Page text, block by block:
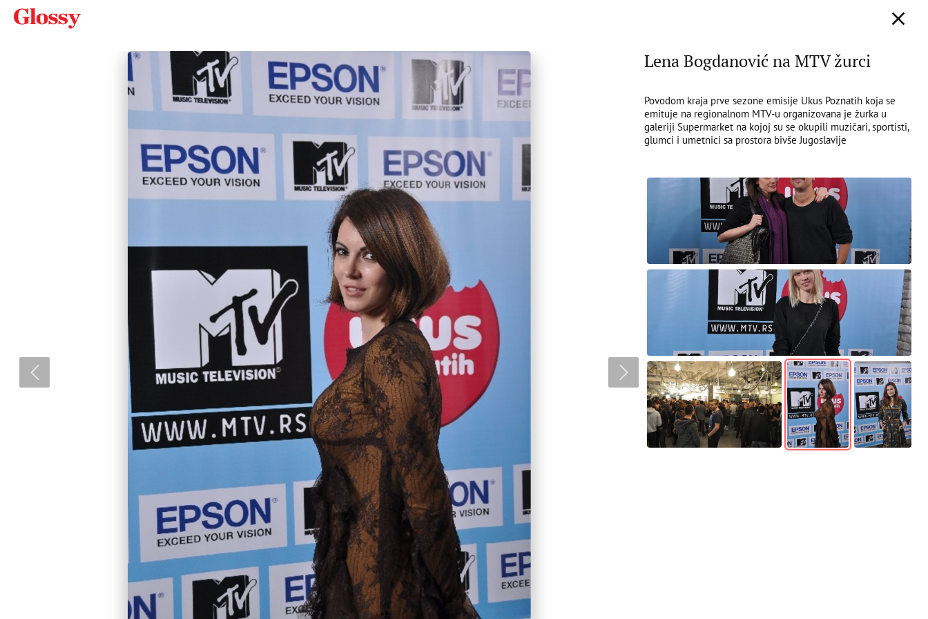
Lena Bogdanović na MTV žurci
Povodom kraja prve sezone emisije Ukus Poznatih koja se
emituje na regionalnom MTV-u organizovana je žurka u
galeriji Supermarket na kojoj su se okupili muzičari, sportisti,
glumci i umetnici sa prostora bivše Jugoslavije